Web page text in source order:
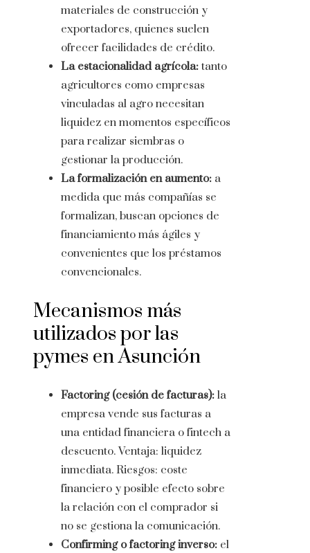
materiales de construcción y
exportadores, quienes suelen
ofrecer facilidades de crédito.
La estacionalidad agrícola: tanto
agricultores como empresas
vinculadas al agro necesitan
liquidez en momentos específicos
para realizar siembras o
gestionar la producción.
La formalización en aumento: a
medida que más compañías se
formalizan, buscan opciones de
financiamiento más ágiles y
convenientes que los préstamos
convencionales.
Mecanismos más
utilizados por las
pymes en Asunción
Factoring (cesión de facturas): la
empresa vende sus facturas a
una entidad financiera o fintech a
descuento. Ventaja: liquidez
inmediata. Riesgos: coste
financiero y posible efecto sobre
la relación con el comprador si
no se gestiona la comunicación.
Confirming o factoring inverso: el